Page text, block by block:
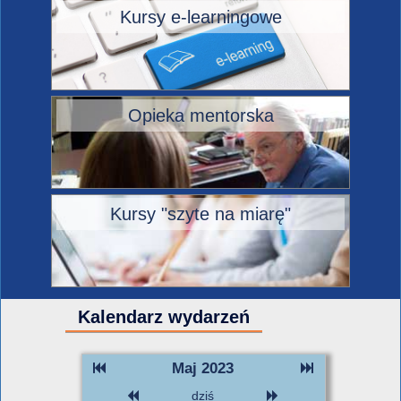
Kursy e-learningowe
Opieka mentorska
Kursy "szyte na miarę"
Kalendarz wydarzeń
Maj 2023
dziś